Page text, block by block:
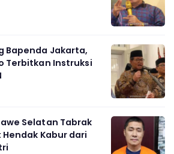
Bapenda Jakarta,
Terbitkan Instruksi
Selatan Tabrak
Kabur dari